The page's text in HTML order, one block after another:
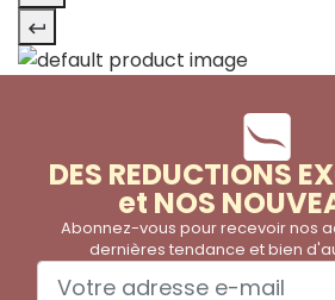
DES REDUCTIONS
et NOS
Abonnez-vous pour recevoir nos
dernières tendance et bien